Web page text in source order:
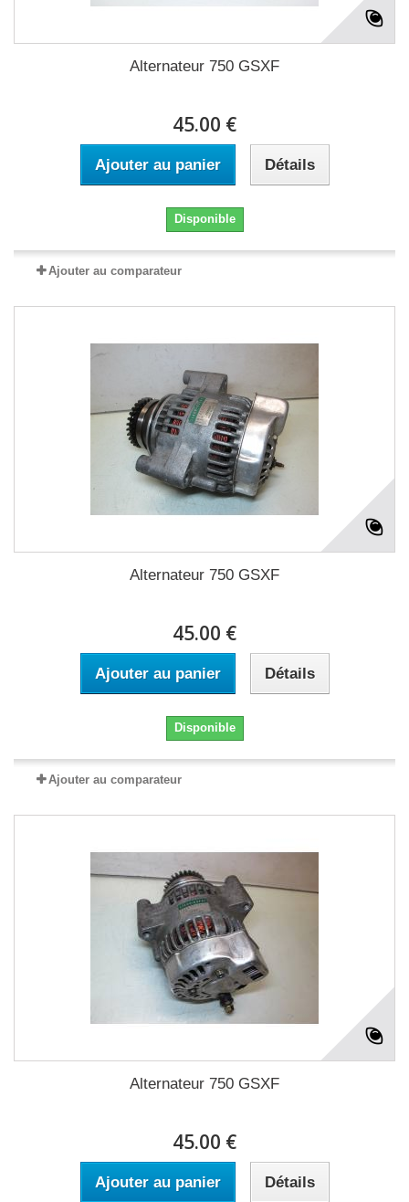
Alternateur 750 GSXF
45.00 €
Ajouter au panier Détails
Disponible
Ajouter au comparateur
Alternateur 750 GSXF
45.00 €
Ajouter au panier Détails
Disponible
Ajouter au comparateur
Alternateur 750 GSXF
45.00 €
Ajouter au panier Détails